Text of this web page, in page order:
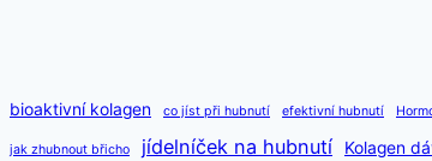
Kompletní
bioaktivní kolagen co jíst při hubnutí efektivní hubnutí
jak zhubnout břicho jídelníček na hubnutí Kolagen